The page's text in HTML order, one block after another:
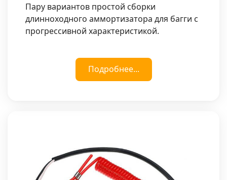
Пару вариантов простой сборки
длинноходного аммортизатора для багги с
прогрессивной характеристикой.
Подробнее...